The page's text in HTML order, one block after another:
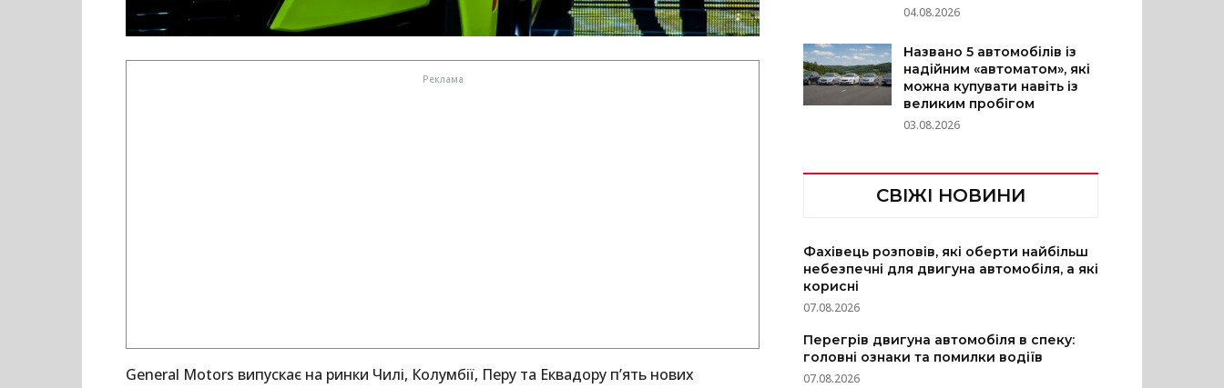
General Motors випускає на ринки Чилі, Колумбії, Перу та Еквадору п’ять нових
04.08.2026
Названо 5 автомобілів із
надійним «автоматом», які
можна купувати навіть із
великим пробігом
03.08.2026
СВІЖІ НОВИНИ
Фахівець розповів, які оберти найбільш
небезпечні для двигуна автомобіля, а які
корисні
07.08.2026
Перегрів двигуна автомобіля в спеку:
головні ознаки та помилки водіїв
07.08.2026